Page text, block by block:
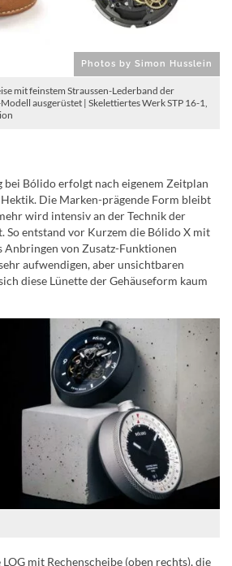
Photos by Simon Husslein
mit feinstem Straussen-Lederband der
ausgerüstet | Skelettiertes Werk STP 16-1,
Bólido erfolgt nach eigenem Zeitplan
Die Marken-prägende Form bleibt
wird intensiv an der Technik der
So entstand vor Kurzem die Bólido X mit
Anbringen von Zusatz-Funktionen
aufwendigen, aber unsichtbaren
diese Lünette der Gehäuseform kaum
mit Rechenscheibe (oben rechts), die